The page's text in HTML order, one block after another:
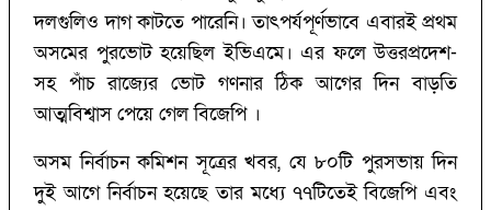
দলগুলিও দাগ কাটতে পারেনি। তাৎপর্যপূর্ণভাবে এবারই প্রথম
অসমের পুরভোট হয়েছিল ইভিএমে। এর ফলে উত্তরপ্রদেশ-
সহ পাঁচ রাজ্যের ভোট গণনার ঠিক আগের দিন বাড়তি
আত্মবিশ্বাস পেয়ে গেল বিজেপি ।
অসম নির্বাচন কমিশন সূত্রের খবর, যে ৮০টি পুরসভায় দিন
দুই আগে নির্বাচন হয়েছে তার মধ্যে ৭৭টিতেই বিজেপি এবং